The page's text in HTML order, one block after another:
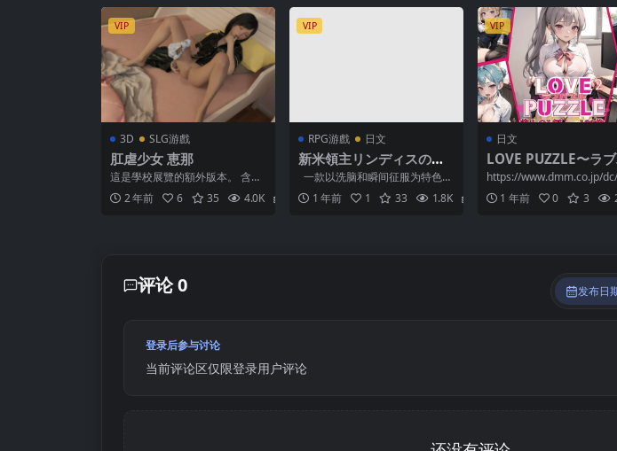
VIP
3D SLG游戲
肛虐少女 恵那
這是學校展覽的額外版本。 含有
非常溫和的糞便成分，直至灌
腸。如果你不喜歡的話請注...
2 年前 6 35 4.0K
VIP
RPG游戲 日文
新米領主リンディスの催
○戦記 (ver2025.08.02)
一款以洗脑和瞬间征服为特色的
简单 SRPG！ 琳迪丝是一位继承
了已故父母的领...
1 年前 1 33 1.8K
VIP
日文
LOVE PUZZLE〜ラ
ズル〜2
https://www.dmm.co.jp/
n/-/detail...
1 年前 0 3
评论 0 发布日
登录后参与讨论
当前评论区仅限登录用户评论